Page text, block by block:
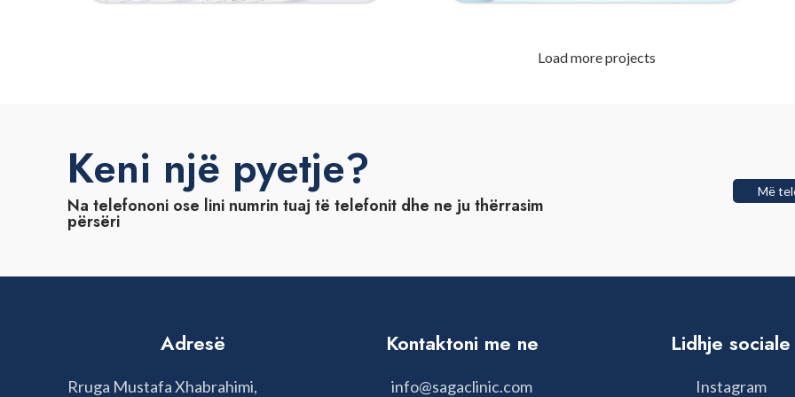
TRAJTIMET E QELIZAVE STAMINALE
RRETHIMI I INJEKSIONIT TË
Load more projects
Keni një pyetje?
Na telefononi ose lini numrin tuaj të telefonit dhe ne ju thërrasim
përsëri
Më
Adresë
Rruga Mustafa Xhabrahimi,
Kontaktoni me ne
info@sagaclinic.com
Lidhje sociale
Instagram